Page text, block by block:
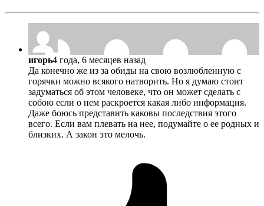
игорь4 года, 6 месяцев назад
Да конечно же из за обиды на свою возлюбленную с
горячки можно всякого натворить. Но я думаю стоит
задуматься об этом человеке, что он может сделать с
собою если о нем раскроется какая либо информация.
Даже боюсь представить каковы последствия этого
всего. Если вам плевать на нее, подумайте о ее родных и
близких. А закон это мелочь.